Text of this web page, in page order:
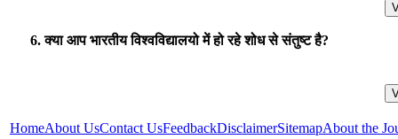
6. क्या आप भारतीय विश्वविद्यालयो में हो रहे शोध से संतुष्ट है?
HomeAbout UsContact UsFeedbackDisclaimerSitemapAbout the